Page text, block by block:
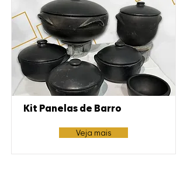
Kit Panelas de Barro
Veja mais